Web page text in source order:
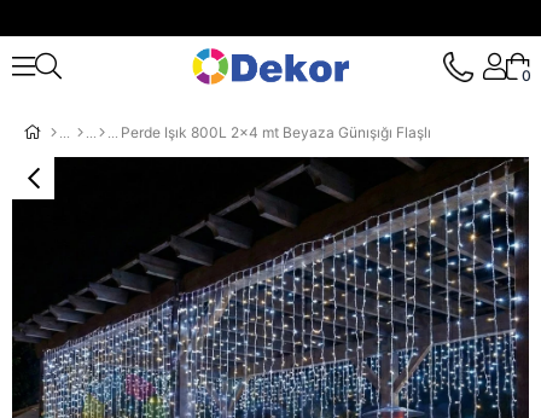
0
Perde Işık 800L 2x4 mt Beyaza Günışığı Flaşlı